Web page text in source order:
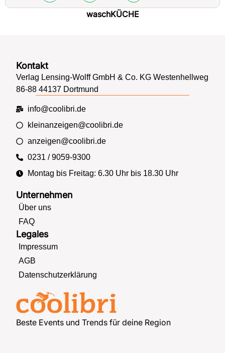
waschKÜCHE
Beste Events und Trends für deine Region
Unternehmen
Über uns
FAQ
Legales
Impressum
AGB
Datenschutzerklärung
Kontakt
Verlag Lensing-Wolff GmbH & Co. KG Westenhellweg
86-88 44137 Dortmund
info@coolibri.de
kleinanzeigen@coolibri.de
anzeigen@coolibri.de
0231 / 9059-9300
Montag bis Freitag: 6.30 Uhr bis 18.30 Uhr